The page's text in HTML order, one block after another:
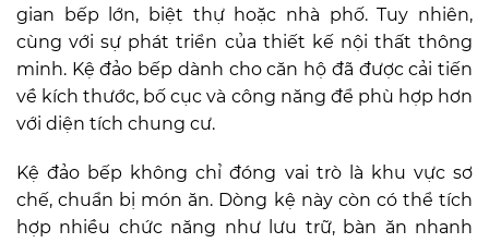
gian bếp lớn, biệt thự hoặc nhà phố. Tuy nhiên,
cùng với sự phát triển của thiết kế nội thất thông
minh. Kệ đảo bếp dành cho căn hộ đã được cải tiến
về kích thước, bố cục và công năng để phù hợp hơn
với diện tích chung cư.
Kệ đảo bếp không chỉ đóng vai trò là khu vực sơ
chế, chuẩn bị món ăn. Dòng kệ này còn có thể tích
hợp nhiều chức năng như lưu trữ, bàn ăn nhanh